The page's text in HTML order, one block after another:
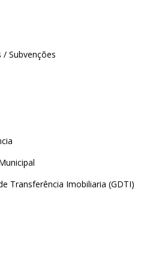
/ Subvenções
Transferência Imobiliaria (GDTI)